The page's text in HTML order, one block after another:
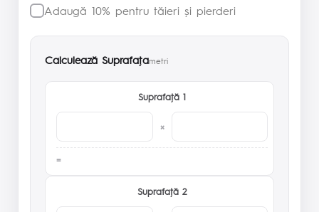
Adaugă 10% pentru tăieri și pierderi
Calculează Suprafaţametri
Suprafaţă 1
×
Suprafaţă 2